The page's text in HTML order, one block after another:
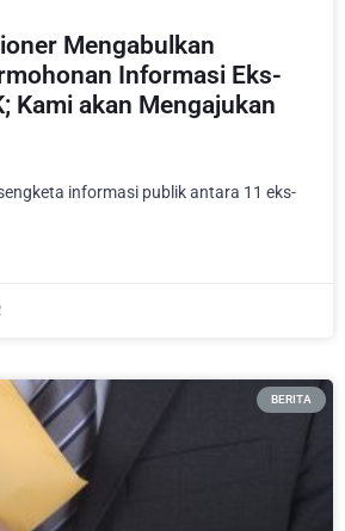
Mengabulkan
Informasi Eks-
Kami akan Mengajukan
informasi publik antara 11 eks-
BERITA